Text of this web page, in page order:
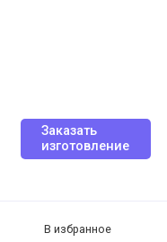
Заказать
изготовление
В избранное